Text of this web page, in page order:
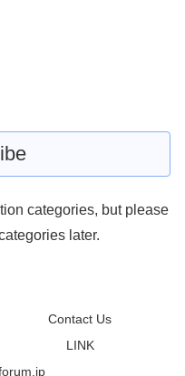
categories, but please
later.
Contact Us
LINK